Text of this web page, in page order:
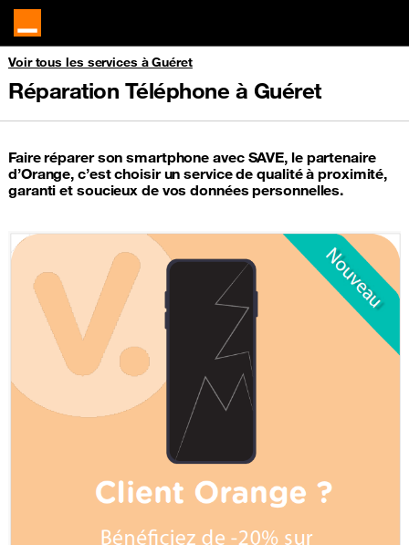
Voir tous les services à Guéret
Réparation Téléphone à Guéret
Faire réparer son smartphone avec SAVE, le partenaire
d’Orange, c’est choisir un service de qualité à proximité,
garanti et soucieux de vos données personnelles.